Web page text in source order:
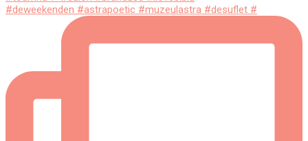
#deweekenden #astrapoetic #muzeulastra #desuflet #